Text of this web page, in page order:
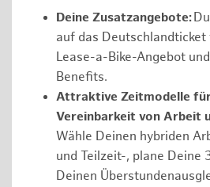
Deine Zusatzangebote:
auf das
Lease-a-Bike-Angebot
Benefits.
Attraktive Zeitmodelle
Vereinbarkeit von Arbeit
Wähle Deinen hybriden
und Teilzeit-, plane Deine
Deinen